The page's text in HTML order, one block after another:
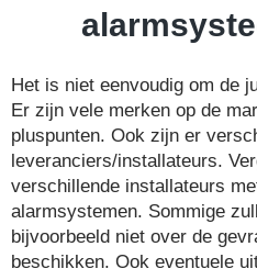
Het is niet eenvoudig om de
Er zijn vele merken op de
pluspunten. Ook zijn er
leveranciers/installateurs.
verschillende installateurs
alarmsystemen. Sommige
bijvoorbeeld niet over de
beschikken. Ook eventuele